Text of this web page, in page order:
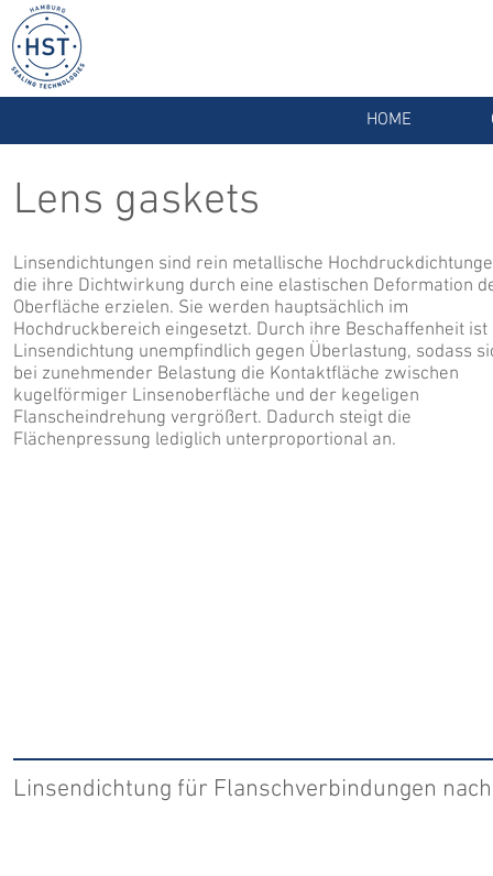
HOME
Lens gaskets
Linsendichtungen sind rein metallische
die ihre Dichtwirkung durch eine elastischen Deformation
Oberfläche erzielen. Sie werden hauptsächlich im
Hochdruckbereich eingesetzt. Durch ihre Beschaffenheit ist
Linsendichtung unempfindlich gegen Überlastung, sodass
bei zunehmender Belastung die Kontaktfläche zwischen
kugelförmiger Linsenoberfläche und der kegeligen
Flanscheindrehung vergrößert. Dadurch steigt die
Flächenpressung lediglich unterproportional an.
Linsendichtung für Flanschverbindungen